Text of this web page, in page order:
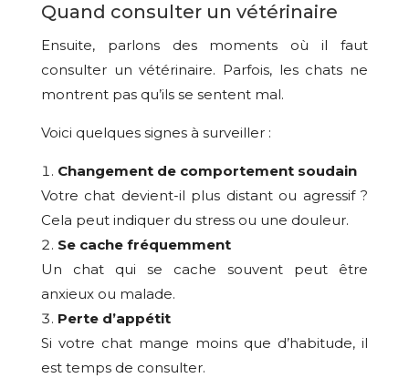
Quand consulter un vétérinaire
Ensuite, parlons des moments où il faut
consulter un vétérinaire. Parfois, les chats ne
montrent pas qu’ils se sentent mal.
Voici quelques signes à surveiller :
Changement de comportement soudain
Votre chat devient-il plus distant ou agressif ?
Cela peut indiquer du stress ou une douleur.
Se cache fréquemment
Un chat qui se cache souvent peut être
anxieux ou malade.
Perte d’appétit
Si votre chat mange moins que d’habitude, il
est temps de consulter.